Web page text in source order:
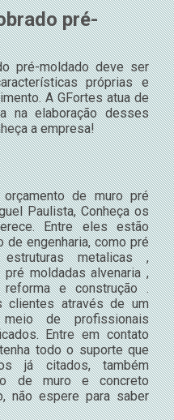
pré-
pré-moldado deve ser
próprias e
A GFortes atua de
na elaboração desses
a empresa!
de muro pré
Paulista, Conheça os
Entre eles estão
engenharia, como pré
metalicas ,
moldadas alvenaria ,
e construção .
clientes através de um
de profissionais
Entre em contato
todo o suporte que
já citados, também
de muro e concreto
não espere para saber